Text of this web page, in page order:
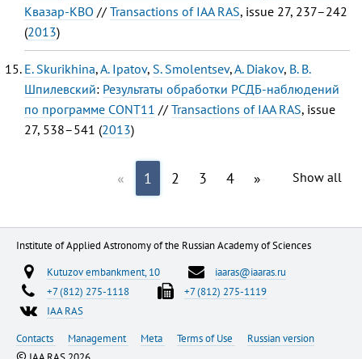
Квазар-КВО // Transactions of IAA RAS, issue 27, 237–242
(2013)
E. Skurikhina,A. Ipatov, S. Smolentsev,A. Diakov, В. В.
Шпилевский: Результаты обработки РСДБ-наблюдений
по программе CONT11 // Transactions of IAA RAS, issue
27, 538–541 (2013)
« 1 2 3 4 » Show all
Institute of Applied Astronomy of the Russian Academy of Sciences
Kutuzov embankment, 10
iaaras@iaaras.ru
+7 (812) 275-1118
+7 (812) 275-1119
IAA RAS
Contacts
Management Meta Terms of Use Russian version
©